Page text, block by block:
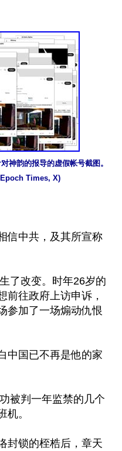
神韵的报导的虚假帐号截图。
Times, X)
信中共，及其所宣称
了改变。时年26岁的
前往政府上访申诉，
参加了一场煽动仇恨
中国已不再是他的家
被判一年监禁的几个
机。
封锁的桎梏后，章天